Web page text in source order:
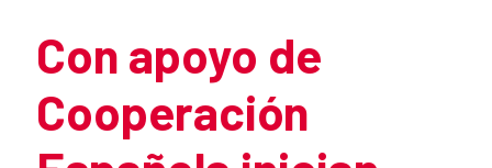
Con apoyo de
Cooperación